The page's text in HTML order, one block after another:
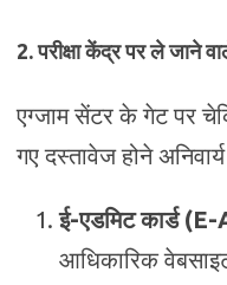
2. परीक्षा केंद्र पर ले जाने
एग्जाम सेंटर के गेट पर
गए दस्तावेज होने
ई-एडमिट कार्ड
आधिकारिक